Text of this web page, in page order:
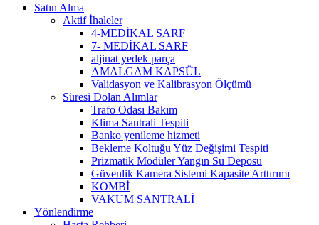
Satın Alma
Aktif İhaleler
4-MEDİKAL SARF
7- MEDİKAL SARF
aljinat yedek parça
AMALGAM KAPSÜL
Validasyon ve Kalibrasyon Ölçümü
Süresi Dolan Alımlar
Trafo Odası Bakım
Klima Santrali Tespiti
Banko yenileme hizmeti
Bekleme Koltuğu Yüz Değişimi Tespiti
Prizmatik Modüler Yangın Su Deposu
Güvenlik Kamera Sistemi Kapasite Arttırımı
KOMBİ
VAKUM SANTRALİ
Yönlendirme